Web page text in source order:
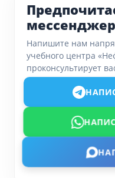
Напишите нам
учебного центра
проконсультирует